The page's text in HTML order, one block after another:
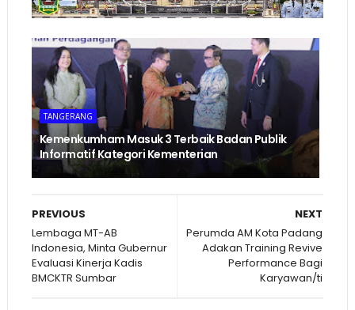
TANGERANG
Kemenkumham Masuk 3 Terbaik Badan Publik
Informatif Kategori Kementerian
NEXT
Perumda AM Kota Padang
Adakan Training Revive
Performance Bagi
Karyawan/ti
PREVIOUS
Lembaga MT-AB
Indonesia, Minta Gubernur
Evaluasi Kinerja Kadis
BMCKTR Sumbar